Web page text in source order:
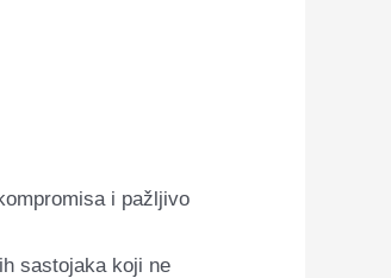
i pažljivo
sastojaka koji ne